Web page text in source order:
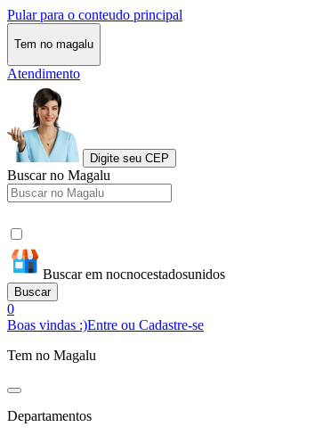
Pular para o conteudo principal
Tem no magalu
Atendimento
Digite seu CEP
Buscar no Magalu
Buscar em nocnocestadosunidos
Buscar
0
Boas vindas :)Entre ou Cadastre-se
Tem no Magalu
Departamentos